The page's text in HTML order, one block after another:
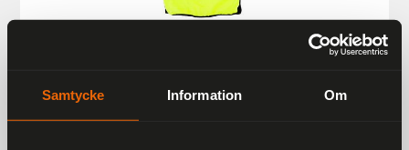
Samtycke Information Om
187 kr
249 kr